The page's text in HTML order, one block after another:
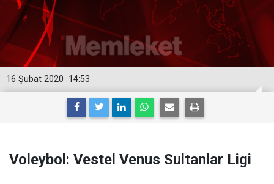
14:53
16 Şubat 2020
Voleybol: Vestel Venus Sultanlar Ligi